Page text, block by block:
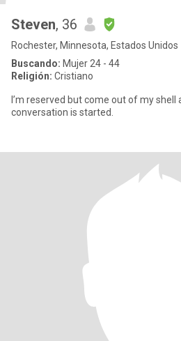
Steven, 36
Rochester, Minnesota, Estados Unidos
Buscando: Mujer 24 - 44
Religión: Cristiano
I’m reserved but come out of my shell
conversation is started.